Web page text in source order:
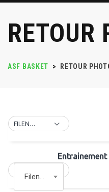
RETOUR
ASF BASKET > RETOUR
FILENAME
Filename